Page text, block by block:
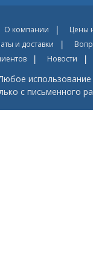
О компании
Цены
и доставки
Новости
с письменного